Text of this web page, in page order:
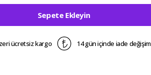
Sepete Ekleyin
ücretsiz kargo 14 gün içinde iade değişim